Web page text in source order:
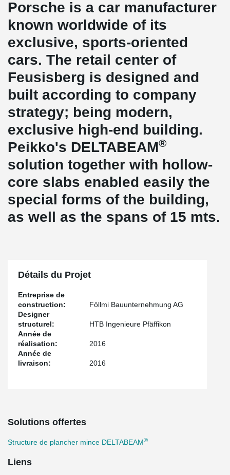
Porsche is a car manufacturer
known worldwide of its
exclusive, sports-oriented
cars. The retail center of
Feusisberg is designed and
built according to company
strategy; being modern,
exclusive high-end building.
Peikko's DELTABEAM®
solution together with hollow-
core slabs enabled easily the
special forms of the building,
as well as the spans of 15 mts.
Détails du Projet
Entreprise de
construction:
Föllmi Bauunternehmung AG
Designer
structurel:
HTB Ingenieure Pfäffikon
Année de
réalisation:
2016
Année de
livraison:
2016
Solutions offertes
Structure de plancher mince DELTABEAM®
Liens